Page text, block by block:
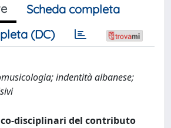
Scheda completa
(DC)
indentità albanese;
disciplinari del contributo